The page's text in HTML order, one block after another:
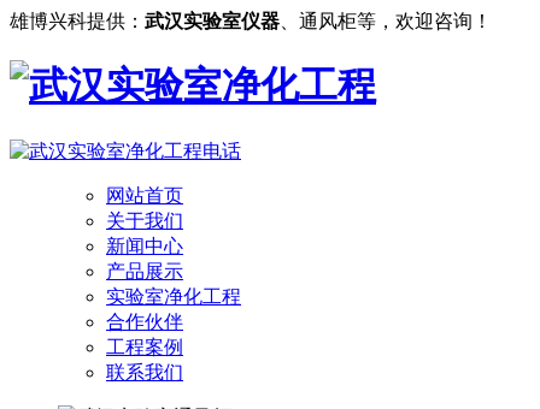
雄博兴科提供： 武汉实验室仪器 、通风柜等，欢迎咨询！
网站首页
关于我们
新闻中心
产品展示
实验室净化工程
合作伙伴
工程案例
联系我们